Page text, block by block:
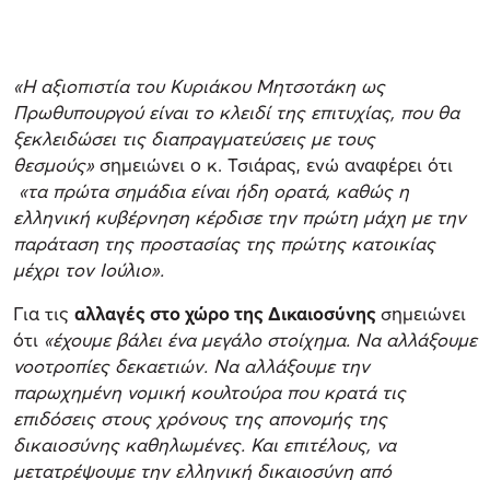
«Η αξιοπιστία του Κυριάκου Μητσοτάκη ως
Πρωθυπουργού είναι το κλειδί της επιτυχίας, που θα
ξεκλειδώσει τις διαπραγματεύσεις με τους
θεσμούς» σημειώνει ο κ. Τσιάρας, ενώ αναφέρει ότι
«τα πρώτα σημάδια είναι ήδη ορατά, καθώς η
ελληνική κυβέρνηση κέρδισε την πρώτη μάχη με την
παράταση της προστασίας της πρώτης κατοικίας
μέχρι τον Ιούλιο».
Για τις αλλαγές στο χώρο της Δικαιοσύνηςσημειώνει
ότι «έχουμε βάλει ένα μεγάλο στοίχημα. Να αλλάξουμε
νοοτροπίες δεκαετιών. Να αλλάξουμε την
παρωχημένη νομική κουλτούρα που κρατά τις
επιδόσεις στους χρόνους της απονομής της
δικαιοσύνης καθηλωμένες. Και επιτέλους, να
μετατρέψουμε την ελληνική δικαιοσύνη από